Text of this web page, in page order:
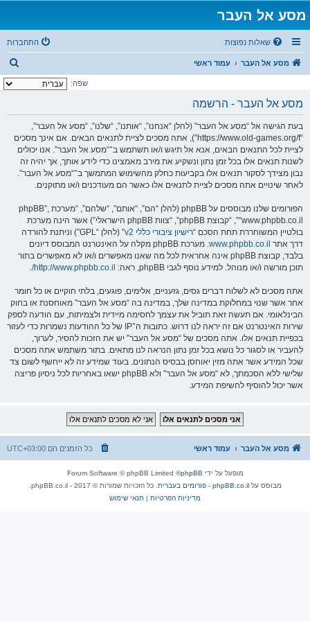
מסע אל העבר
שאלות נפוצות התחברות
מסע אל העבר עמוד ראשי
י
שפה:
מסע אל העבר - הרשמה
בעת הגישה אל “מסע אל העבר” (להלן “אנחנו”, “אותנו”, “שלנו”, “מסע אל העבר”,
“https://www.old-games.org/f”), אתה מסכים לציית לתנאים הבאים. אם אינך מסכים
לציית לכל התנאים הבאים, אנא אל תיגש ו/או תשתמש ב־“מסע אל העבר”. אנו יכולים
לשנות תנאים אלו בכל זמן נתון ונשקיע את מירב מאמצינו כדי לידע אותך, אך יהיה זה
נבון מצידך לסקור תנאים אלו בקביעות כחלק מהשימוש המתמשך ב־“מסע אל העבר”.
לאחר שינויים אתה מסכים לציית לתנאים אלו כאשר הם מעודכנים ו/או מתוקנים.
הפורומים שלנו מבוססים על phpBB (להלן “הם”, “אותם”, “שלהם”, “מערכת phpBB”,
“www.phpbb.co.il”, “קבוצת phpBB”, “צוות phpBB הישראלי”) אשר הינה מערכת
בולטיין המשוחררת תחת הסכם “רישיון ציבורי כללי v2
” (להלן “GPL”) וניתנת להורדה
דרך אתר www.phpbb.co.il
. מערכת phpBB מקלה על האינטרנט המבוסס דיונים
בלבד, קבוצת phpBB אינה אחראית לכל מה שאנו מאפשרים ו/או לא מאפשרים בתור
תוכן מורשה ו/או מנוהל. למידע נוסף לגבי phpBB, ראה:
http://www.phpbb.co.il/
.
אתה מסכים לא לשלוח דברים גסים, גזעניים, אלימים, פוגעים, בלתי חוקיים או כל חומר
אחר אשר שנוי במחלוקת במדינה שלך, במדינה בה “מסע אל העבר” מאוחסנת או בחוק
הבינלאומי. אם תעשה זאת תוביל את עצמך לחסימה מיידית ולצמיתות, עם הודעה לספק
שירות האינטרנט אם זה יראה לנו דרוש. כתובות ה־IP של כל ההודעות נשמרות כדי לעזור
בכפיית תנאים אלו. אתה מסכים של “מסע אל העבר” יש את הזכות להסיר, לערוך,
להעביר או לסגור כל נושא בכל זמן נתון הנראה לנו מתאים. בתור משתמש אתה מסכים
שכל המידע אשר אתה מזין יאוחסן בבסיס הנתונים. בעוד שמידע זה לא ייחשף לשום צד
שלישי ללא הסכמתך, לא “מסע אל העבר” ולא phpBB ישאו באחריות לכל ניסיון פריצה
אשר יכול להוסיף לחשיפת המידע.
מסע אל העבר עמוד ראשי כל הזמנים הם UTC+03:00
מופעל על ידי phpBB
® Forum Software © phpBB Limited
מבוסס עלphpBB.co.il - פורומים בעברית
. כל הזכויות שמורות © 2017 - phpBB.co.il.
מדיניות הפרטיות | תנאי שימוש